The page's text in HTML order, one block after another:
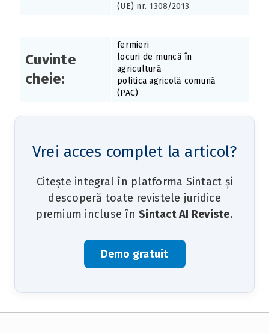
(UE) nr. 1308/2013
Cuvinte
cheie:
fermieri
locuri de muncă în
agricultură
politica agricolă comună
(PAC)
Vrei acces complet la articol?
Citește integral în platforma Sintact și
descoperă toate revistele juridice
premium incluse în Sintact AI Reviste.
Demo gratuit